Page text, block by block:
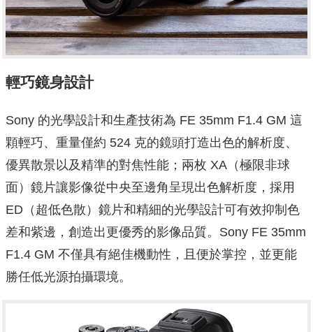
輕巧鏡身設計
Sony 的光學設計和生產技術為 FE 35mm F1.4 GM 這
顆輕巧、重量僅約 524 克的鏡頭打造出色的解析度、
優異散景以及精準的對焦性能；兩枚 XA（極限非球
面）鏡片讓影像從中央至邊角呈現出色解析度，採用
ED（超低色散）鏡片和精細的光學設計可有效抑制色
差和紫邊，創造出更優秀的影像品質。Sony FE 35mm
F1.4 GM 不僅具有絕佳機動性，且便於掌控，並更能
勝任低光源拍攝環境。